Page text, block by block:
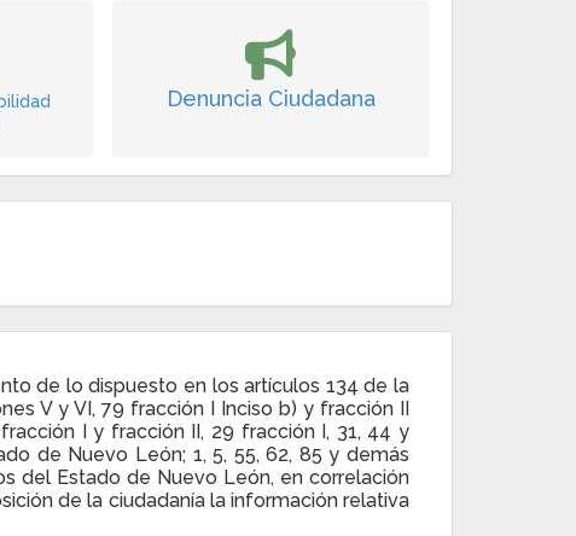
Denuncia Ciudadana
de lo dispuesto en los artículos 134 de la
V y VI, 79 fracción I Inciso b) y fracción II
I y fracción II, 29 fracción I, 31, 44 y
de Nuevo León; 1, 5, 55, 62, 85 y demás
del Estado de Nuevo León, en correlación
de la ciudadanía la información relativa